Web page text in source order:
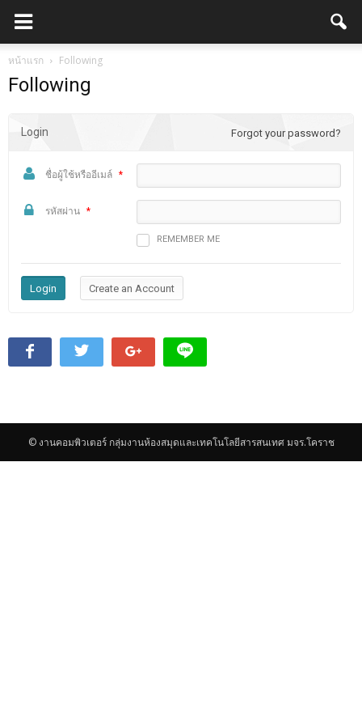
หน้าแรก Following
Following
Login Forgot your password?
ชื่อผู้ใช้หรืออีเมล์ *
รหัสผ่าน *
REMEMBER ME
© งานคอมพิวเตอร์ กลุ่มงานห้องสมุดและเทคโนโลยีสารสนเทศ มจร.โคราช